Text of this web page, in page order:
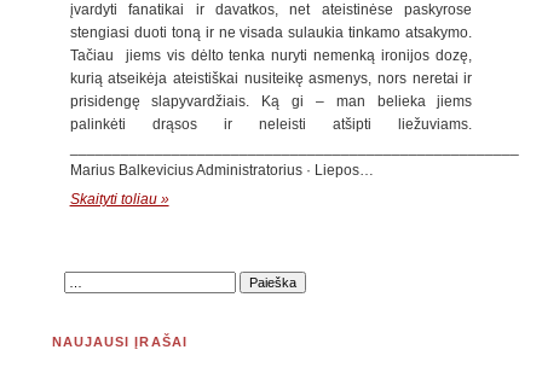
įvardyti fanatikai ir davatkos, net ateistinėse paskyrose
stengiasi duoti toną ir ne visada sulaukia tinkamo atsakymo.
Tačiau jiems vis dėlto tenka nuryti nemenką ironijos dozę,
kurią atseikėja ateistiškai nusiteikę asmenys, nors neretai ir
prisidengę slapyvardžiais. Ką gi – man belieka jiems
palinkėti drąsos ir neleisti atšipti liežuviams.
Marius Balkevicius Administratorius · Liepos…
Skaityti toliau »
NAUJAUSI ĮRAŠAI